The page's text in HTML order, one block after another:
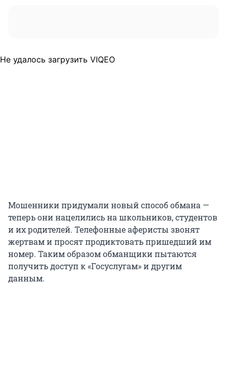
Не удалось загрузить VIQEO
Мошенники придумали новый способ обмана —
теперь они нацелились на школьников, студентов
и их родителей. Телефонные аферисты звонят
жертвам и просят продиктовать пришедший им
номер. Таким образом обманщики пытаются
получить доступ к «Госуслугам» и другим
данным.